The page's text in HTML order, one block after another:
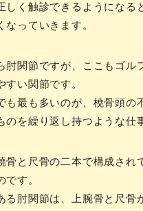
しく触診できるようになる
なっていきます。
肘関節ですが、ここもゴル
すい関節です。
も最も多いのが、橈骨頭の
のを繰り返し持つような仕
骨と尺骨の二本で構成され
です。
る肘関節は、上腕骨と尺骨